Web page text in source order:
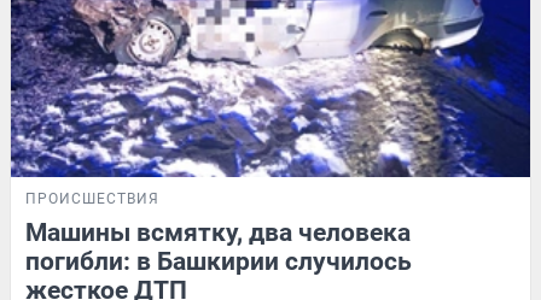
ПРОИСШЕСТВИЯ
Машины всмятку, два человека
погибли: в Башкирии случилось
жесткое ДТП